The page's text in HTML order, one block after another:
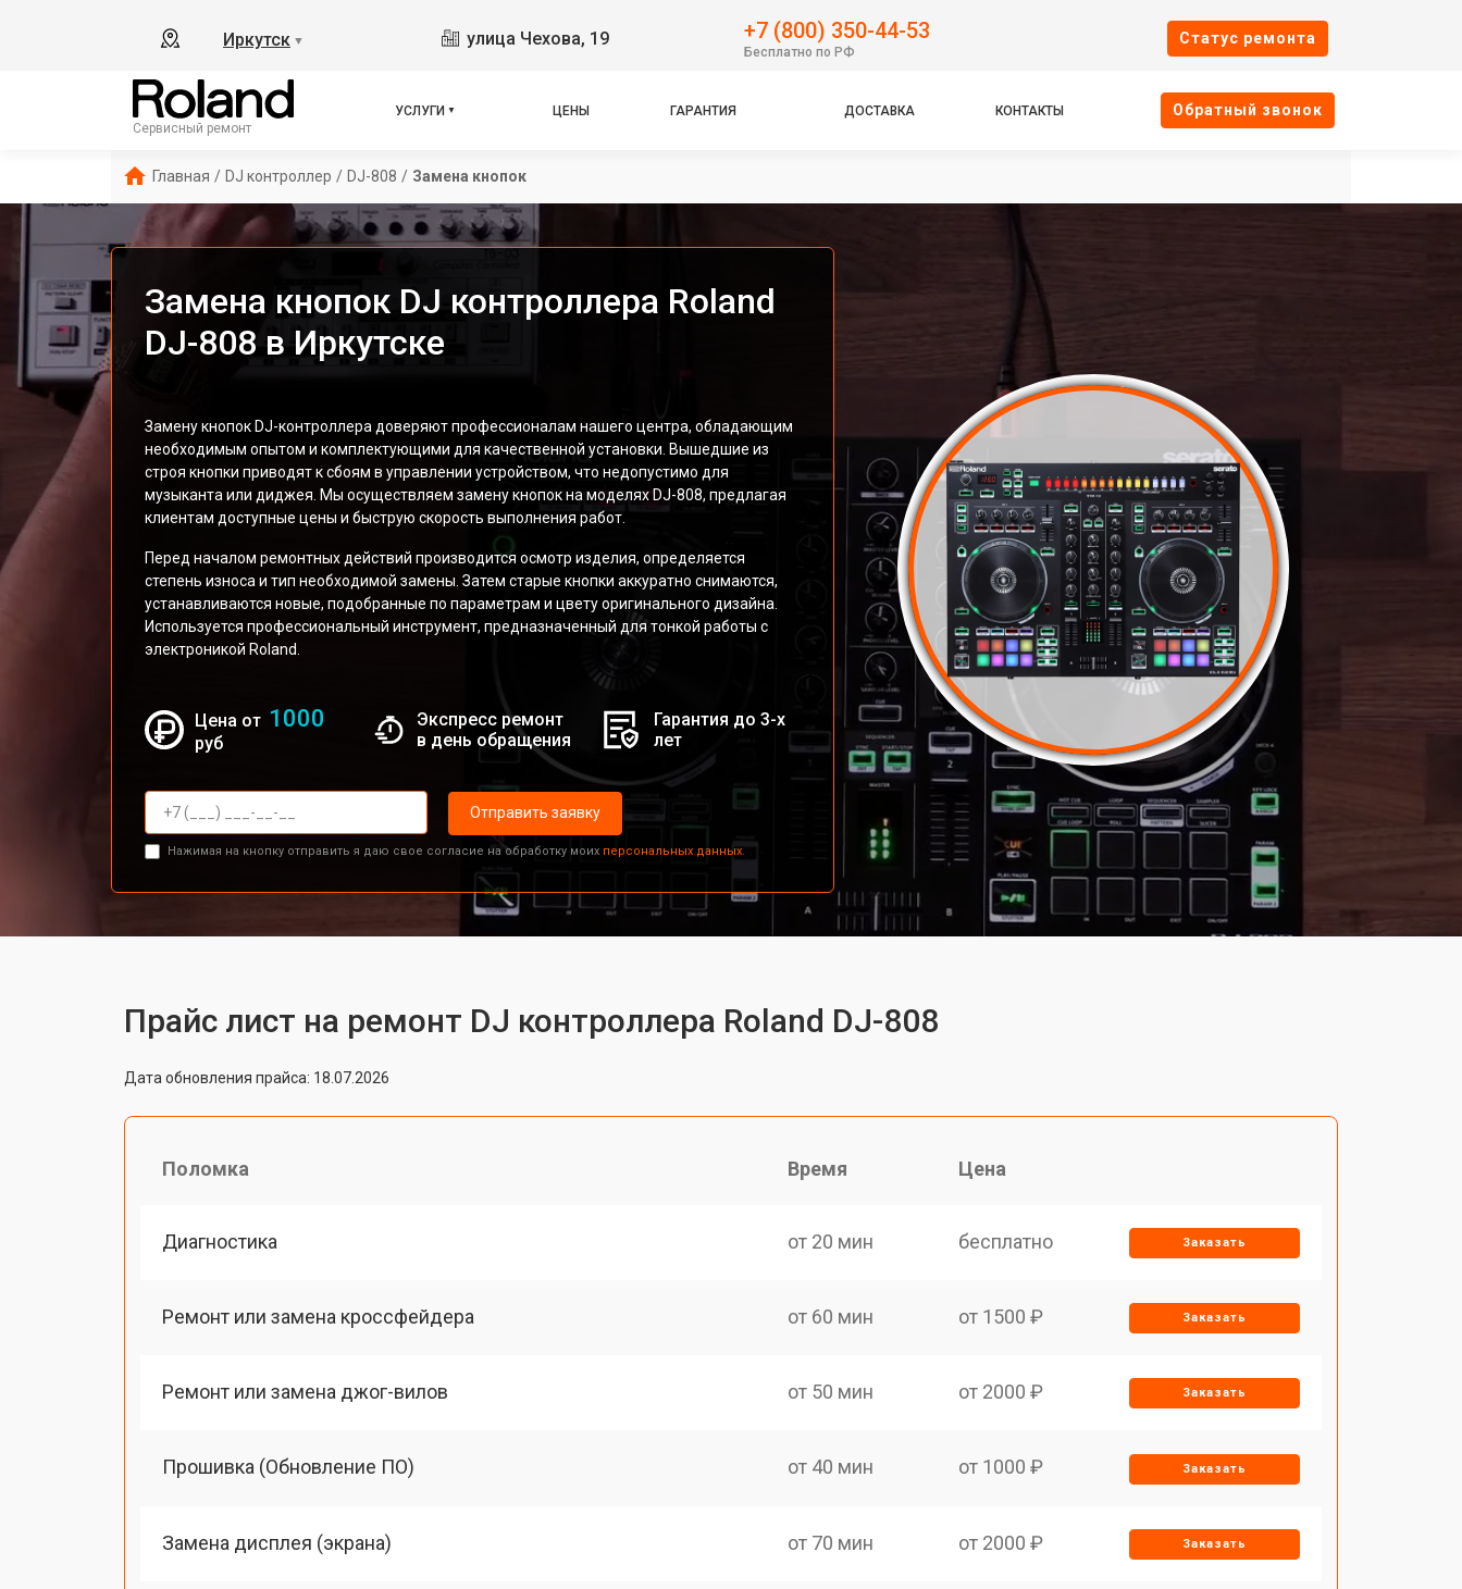
Иркутск ▼ улица Чехова, 19 +7 (800) 350-44-53
Бесплатно по РФ
Cтатус ремонта
Сервисный ремонт
УСЛУГИ ЦЕНЫ ГАРАНТИЯ ДОСТАВКА КОНТАКТЫ Oбратный звонок
Главная / DJ контроллер / DJ-808 / Замена кнопок
Замена кнопок DJ контроллера Roland
DJ-808 в Иркутске
Замену кнопок DJ-контроллера доверяют профессионалам нашего центра, обладающим
необходимым опытом и комплектующими для качественной установки. Вышедшие из
строя кнопки приводят к сбоям в управлении устройством, что недопустимо для
музыканта или диджея. Мы осуществляем замену кнопок на моделях DJ-808, предлагая
клиентам доступные цены и быструю скорость выполнения работ.
Перед началом ремонтных действий производится осмотр изделия, определяется
степень износа и тип необходимой замены. Затем старые кнопки аккуратно снимаются,
устанавливаются новые, подобранные по параметрам и цвету оригинального дизайна.
Используется профессиональный инструмент, предназначенный для тонкой работы с
электроникой Roland.
Цена от 1000
руб
Экспресс ремонт
в день обращения
Гарантия до 3-х
лет
Отправить заявку
Нажимая на кнопку отправить я даю свое согласие на обработку моих персональных данных.
Прайс лист на ремонт DJ контроллера Roland DJ-808
Дата обновления прайса: 18.07.2026
Поломка Время Цена
Диагностика от 20 мин бесплатно Заказать
Ремонт или замена кроссфейдера от 60 мин от 1500 ₽ Заказать
Ремонт или замена джог-вилов от 50 мин от 2000 ₽ Заказать
Прошивка (Обновление ПО) от 40 мин от 1000 ₽ Заказать
Замена дисплея (экрана) от 70 мин от 2000 ₽ Заказать